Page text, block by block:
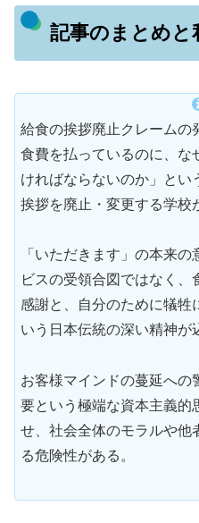
記事のまとめと
給食の挨拶廃止クレームの
食費を払っているのに、な
ければならないのか」とい
挨拶を廃止・変更する学校
「いただきます」の本来
ビスの受領合図ではなく
感謝と、自分のために犠牲
いう日本伝統の深い精神が
お客様マインドの蔓延への
要という極端な資本主義的
せ、社会全体のモラルや他
る危険性がある。